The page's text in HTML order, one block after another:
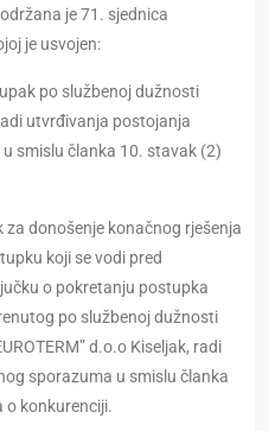
je 71. sjednica
je usvojen:
po službenoj dužnosti
utvrđivanja postojanja
smislu članka 10. stavak (2)
za donošenje konačnog rješenja
koji se vodi pred
o pokretanju postupka
po službenoj dužnosti
d.o.o Kiseljak, radi
sporazuma u smislu članka
o konkurenciji.